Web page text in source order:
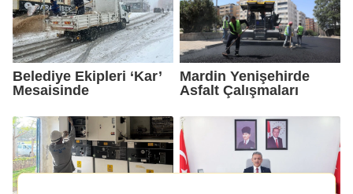
Belediye Ekipleri ‘Kar’
Mesaisinde
Mardin Yenişehirde
Asfalt Çalışmaları